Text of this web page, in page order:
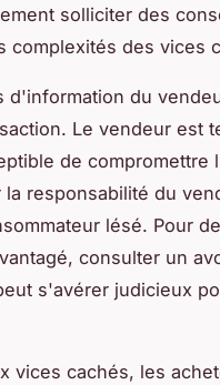
solliciter des
complexités des vices
d'information du
Le vendeur est
de compromettre
responsabilité du
lésé. Pour
consulter un
s'avérer judicieux
vices cachés, les